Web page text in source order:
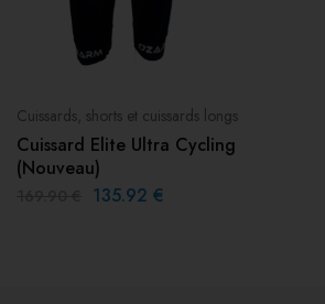
Cuissards, shorts et cuissards longs
Cuissard Elite Ultra Cycling
(Nouveau)
135.92 €